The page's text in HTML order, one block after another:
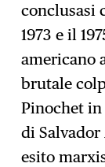
conclusasi
1973 e il
americano
brutale
Pinochet
di Salvador
esito